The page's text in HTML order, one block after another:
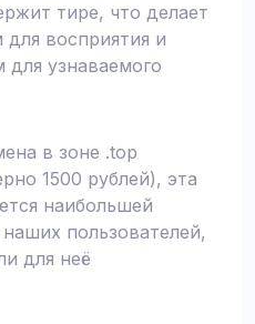
тире, что делает
восприятия и
узнаваемого
в зоне .top
1500 рублей), эта
наибольшей
пользователей,
для неё